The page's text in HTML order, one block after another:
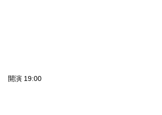
開演 19:00